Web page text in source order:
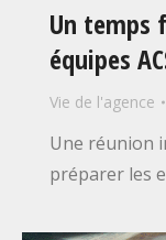
Un temps
équipes
Vie de l'agence
Une réunion
préparer les